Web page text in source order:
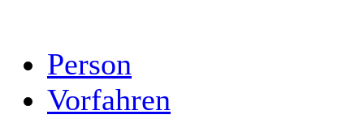
Person
Vorfahren